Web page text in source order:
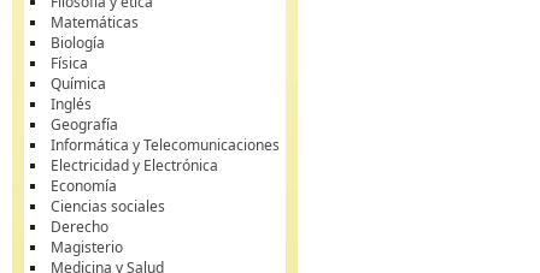
Matemáticas
Biología
Física
Química
Inglés
Geografía
Informática y Telecomunicaciones
Electricidad y Electrónica
Economía
Ciencias sociales
Derecho
Magisterio
Medicina y Salud